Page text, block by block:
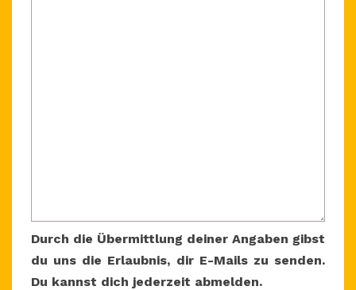
Durch die Übermittlung deiner Angaben gibst
du uns die Erlaubnis, dir E-Mails zu senden.
Du kannst dich jederzeit abmelden.